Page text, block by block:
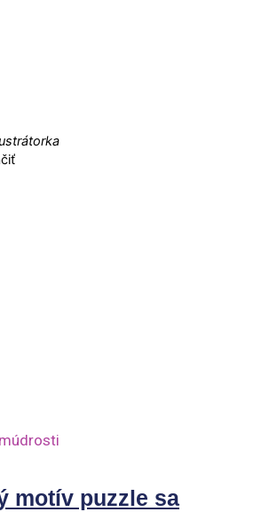
motív puzzle sa